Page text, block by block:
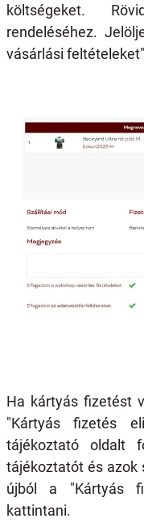
költségeket.
rendeléséhez.
vásárlási
Ha kártyás fizetést
"Kártyás fizetés
tájékoztató oldalt
tájékoztatót és azok
újból a "Kártyás
kattintani.